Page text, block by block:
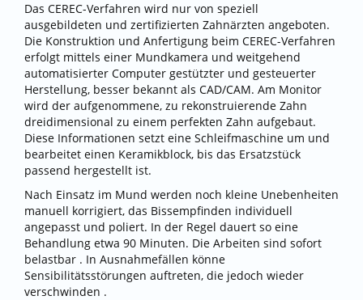
Das CEREC-Verfahren wird nur von speziell
ausgebildeten und zertifizierten Zahnärzten angeboten.
Die Konstruktion und Anfertigung beim CEREC-Verfahren
erfolgt mittels einer Mundkamera und weitgehend
automatisierter Computer gestützter und gesteuerter
Herstellung, besser bekannt als CAD/CAM. Am Monitor
wird der aufgenommene, zu rekonstruierende Zahn
dreidimensional zu einem perfekten Zahn aufgebaut.
Diese Informationen setzt eine Schleifmaschine um und
bearbeitet einen Keramikblock, bis das Ersatzstück
passend hergestellt ist.
Nach Einsatz im Mund werden noch kleine Unebenheiten
manuell korrigiert, das Bissempfinden individuell
angepasst und poliert. In der Regel dauert so eine
Behandlung etwa 90 Minuten. Die Arbeiten sind sofort
belastbar . In Ausnahmefällen könne
Sensibilitätsstörungen auftreten, die jedoch wieder
verschwinden .